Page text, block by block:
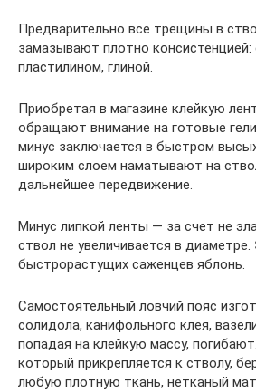
Предварительно все трещины в
замазывают плотно
пластилином, глиной.
Приобретая в магазине клейкую
обращают внимание на готовые
минус заключается в быстром
широким слоем наматывают на
дальнейшее передвижение.
Минус липкой ленты — за счет не
ствол не увеличивается в
быстрорастущих саженцев яблонь.
Самостоятельный ловчий пояс
солидола, канифольного клея,
попадая на клейкую массу,
который прикрепляется к стволу,
любую плотную ткань, нетканый